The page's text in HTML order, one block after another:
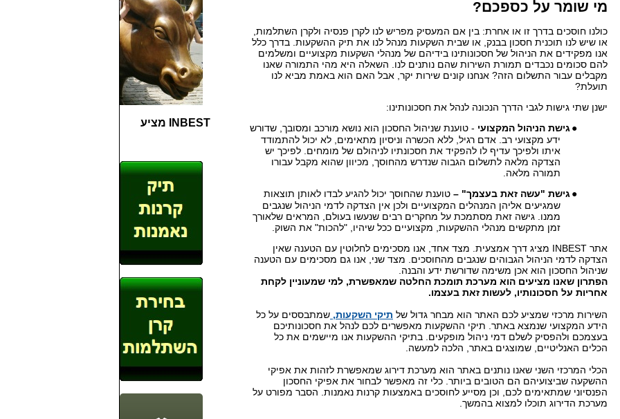
מי שומר על כספכם?
כולנו חוסכים בדרך זו או אחרת: בין אם המעסיק מפריש לנו לקרן פנסיה ולקרן השתלמות,
או שיש לנו תוכנית חסכון בבנק, או שבית השקעות מנהל לנו את תיק ההשקעות. בדרך כלל
אנו מפקידים את הניהול של חסכונותינו בידיהם של מנהלי השקעות מקצועיים ומשלמים
להם סכומים נכבדים תמורת השירות שהם נותנים לנו. השאלה היא מהי התמורה שאנו
מקבלים עבור התשלום הזה? אנחנו קונים שירות יקר, אבל האם הוא באמת מביא לנו
תועלת?
ישנן שתי גישות לגבי הדרך הנכונה לנהל את חסכונותינו:
● גישת הניהול המקצועי - טוענת שניהול החסכון הוא נושא מורכב ומסובך, שדורש
ידע מקצועי רב. אדם רגיל, ללא הכשרה וניסיון מתאימים, לא יכול להתמודד
איתו ולפיכך עדיף לו להפקיד את חסכונתיו לניהולם של מומחים. לפיכך יש
הצדקה מלאה לתשלום הגבוה שנדרש מהחוסך, מכיוון שהוא מקבל עבורו
תמורה מלאה.
● גישת "עשה זאת בעצמך" – טוענת שהחוסך יכול להגיע לבדו לאותן תוצאות
שמגיעים אליהן המנהלים המקצועיים ולכן אין הצדקה לדמי הניהול שנגבים
ממנו. גישה זאת מסתמכת על מחקרים רבים שנעשו בעולם, המראים שלאורך
זמן מתקשים מנהלי ההשקעות, מקצועיים ככל שיהיו, "להכות" את השוק.
אתר INBEST מציג דרך אמצעית. מצד אחד, אנו מסכימים לחלוטין עם הטענה שאין
הצדקה לדמי הניהול הגבוהים שנגבים מהחוסכים. מצד שני, אנו גם מסכימים עם הטענה
שניהול החסכון הוא אכן משימה שדורשת ידע והבנה.
הפתרון שאנו מציעים הוא מערכת תומכת החלטה שמאפשרת, למי שמעוניין לקחת
אחריות על חסכונותיו, לעשות זאת בעצמו.
השירות מרכזי שמציע לכם האתר הוא מבחר גדול של תיקי השקעות, שמתבססים על כל
הידע המקצועי שנמצא באתר. תיקי ההשקעות מאפשרים לכם לנהל את חסכונותיכם
בעצמכם ולהפסיק לשלם דמי ניהול מופקעים. בתיקי ההשקעות אנו מיישמים את כל
הכלים האנליטיים, שמוצגים באתר, הלכה למעשה.
הכלי המרכזי השני שאנו נותנים באתר הוא מערכת דירוג שמאפשרת לזהות את אפיקי
ההשקעה שביצועיהם הם הטובים ביותר. כלי זה מאפשר לבחור את אפיקי החסכון
הפנסיוני שמתאימים לכם, וכן מסייע לחוסכים באמצעות קרנות נאמנות. הסבר מפורט על
מערכת הדירוג תוכלו למצוא בהמשך.
INBEST מציע